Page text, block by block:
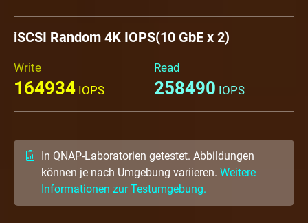
iSCSI Random 4K IOPS(10 GbE x 2)
Write
164934 IOPS
Read
258490 IOPS
In QNAP-Laboratorien getestet. Abbildungen
können je nach Umgebung variieren. Weitere
Informationen zur Testumgebung.